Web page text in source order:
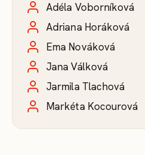
Adéla Voborníková
Adriana Horáková
Ema Nováková
Jana Válková
Jarmila Tlachová
Markéta Kocourová